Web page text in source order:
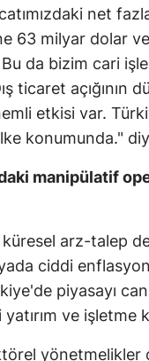
net
63 milyar dolar
da bizim cari
ticaret açığının
etkisi var.
konumunda."
manipülatif
küresel arz-talep
ciddi enflasyon
piyasayı
ve işletme
yönetmelikler